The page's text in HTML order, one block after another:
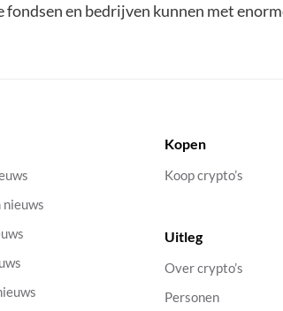
en bedrijven kunnen met
nieuws
Kopen
Koop crypto’s
Uitleg
Over crypto’s
Personen